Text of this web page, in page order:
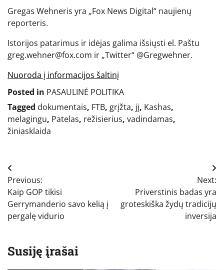
Gregas Wehneris yra „Fox News Digital“ naujienų
reporteris.
Istorijos patarimus ir idėjas galima išsiųsti el. Paštu
greg.wehner@fox.com ir „Twitter“ @Gregwehner.
Nuoroda į informacijos šaltinį
Posted in PASAULINĖ POLITIKA
Tagged dokumentais, FTB, grįžta, jį, Kashas,
melagingu, Patelas, režisierius, vadindamas,
žiniasklaida
Navigacija
tarp
įrašų
Previous:
Kaip GOP tikisi
Gerrymanderio savo kelią į
pergalę vidurio
Next:
Priverstinis badas yra
groteskiška žydų tradicijų
inversija
Susiję įrašai